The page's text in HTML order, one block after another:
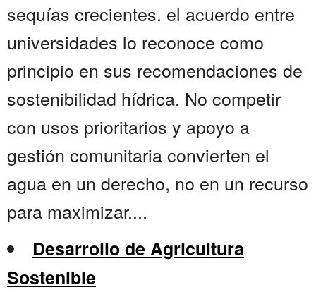
sequías crecientes. el acuerdo entre
universidades lo reconoce como
principio en sus recomendaciones de
sostenibilidad hídrica. No competir
con usos prioritarios y apoyo a
gestión comunitaria convierten el
agua en un derecho, no en un recurso
para maximizar....
Desarrollo de Agricultura
Sostenible